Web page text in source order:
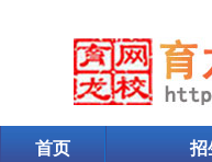
首页 招